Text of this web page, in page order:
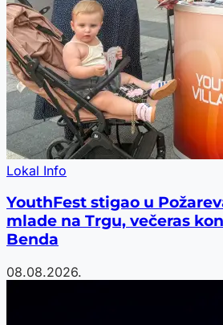
Lokal Info
YouthFest stigao u
mlade na Trgu, večeras
Benda
08.08.2026.